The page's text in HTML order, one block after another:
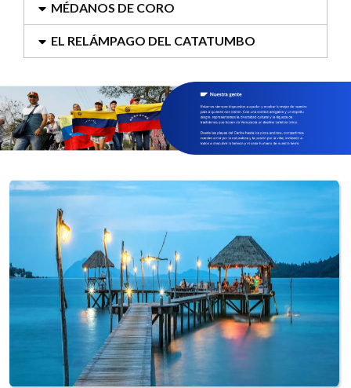
MÉDANOS DE CORO
EL RELÁMPAGO DEL CATATUMBO